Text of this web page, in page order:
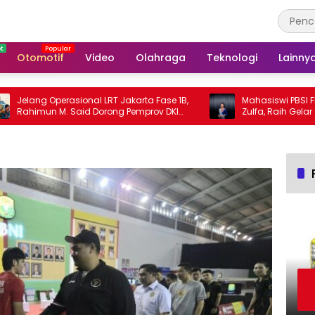
Otomotif Video Olahraga Teknologi
Operasional LRT Jakarta Fase 1B,
M. Said Dorong Pemprov DKI
Jakarta Economic Corridor
Mahasiswi PBSI FKIP
Zulfa, Raih Gelar Sinok
Tegal 2026